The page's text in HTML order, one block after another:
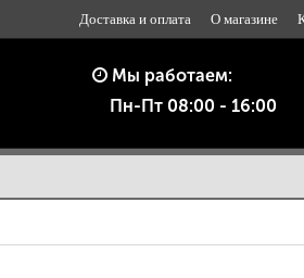
Доставка и оплата О магазине
Мы работаем:
Пн-Пт 08:00 - 16:00